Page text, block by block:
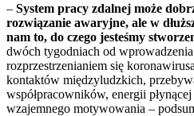
– System pracy zdalnej może
rozwiązanie awaryjne, ale w
nam to, do czego jesteśmy
dwóch tygodniach od
rozprzestrzenianiem się
kontaktów międzyludzkich,
współpracowników, energii
wzajemnego motywowania –